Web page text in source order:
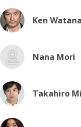
Ken
Nana Mori
Takahiro